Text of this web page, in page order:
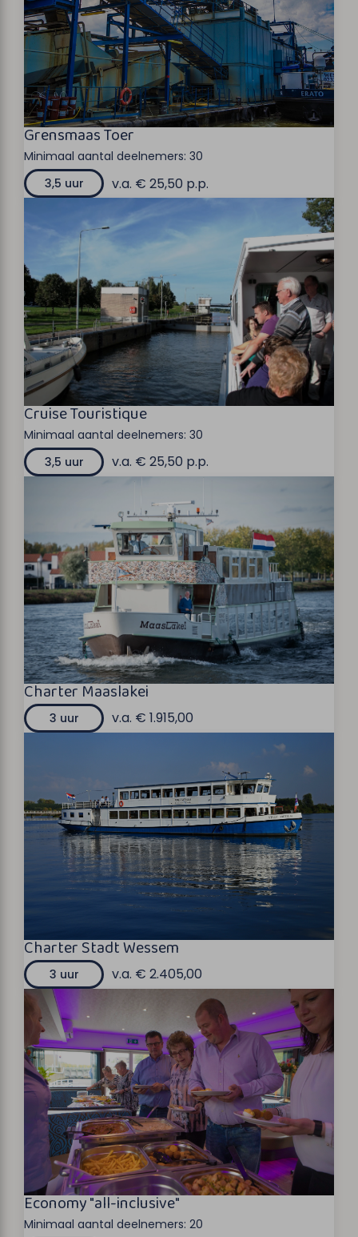
Grensmaas Toer
Minimaal aantal deelnemers: 30
3,5 uur
v.a. € 25,50 p.p.
Cruise Touristique
Minimaal aantal deelnemers: 30
3,5 uur
v.a. € 25,50 p.p.
Charter Maaslakei
3 uur v.a. € 1.915,00
Charter Stadt Wessem
3 uur v.a. € 2.405,00
Economy "all-inclusive"
Minimaal aantal deelnemers: 20